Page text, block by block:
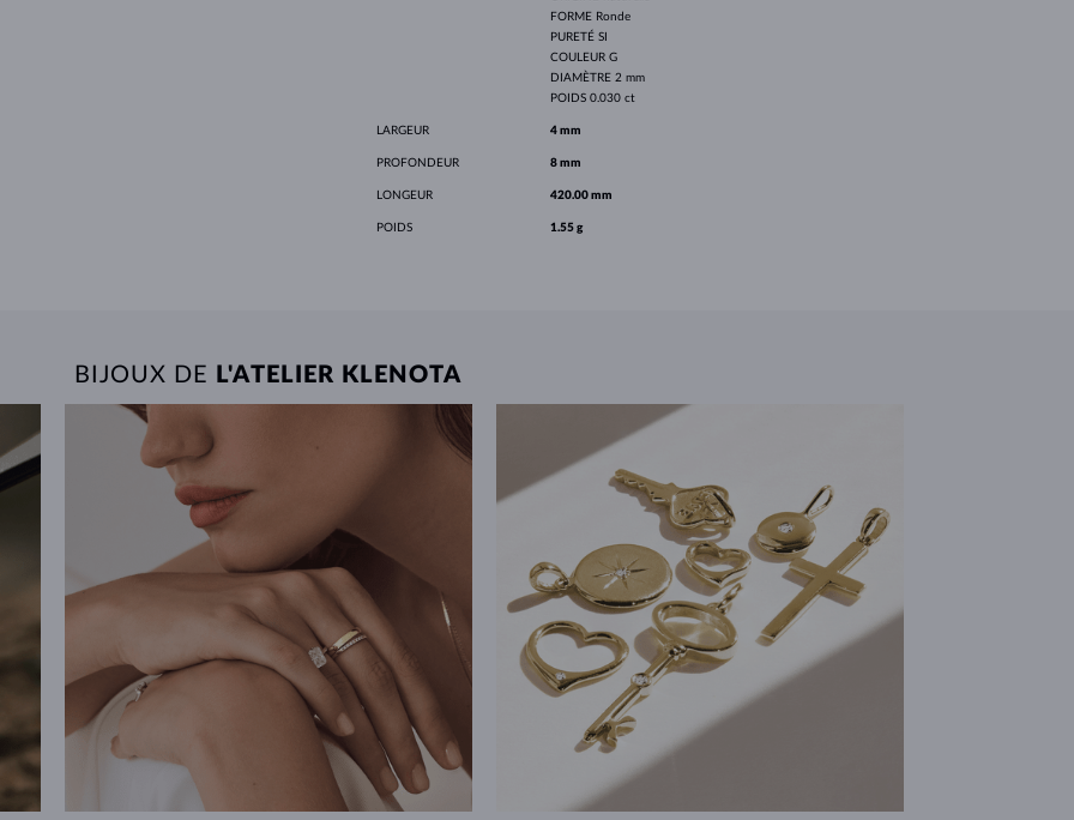
FORME Ronde
PURETÉ SI
COULEUR G
DIAMÈTRE 2 mm
POIDS 0.030 ct
LARGEUR 4 mm
PROFONDEUR 8 mm
LONGEUR 420.00 mm
POIDS 1.55 g
BIJOUX DE L'ATELIER KLENOTA